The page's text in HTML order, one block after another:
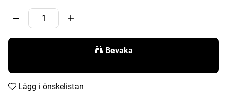
Bevaka
Lägg i önskelistan